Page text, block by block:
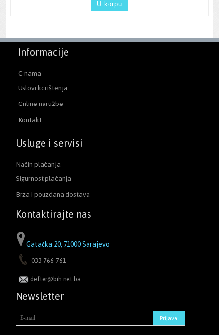
U korpu
Informacije
O nama
Uslovi korištenja
Online naružbe
Kontakt
Usluge i servisi
Način plaćanja
Sigurnost plaćanja
Brza i pouzdana dostava
Kontaktirajte nas
Gatačka 20, 71000 Sarajevo
033-766-761
defter@bih.net.ba
Newsletter